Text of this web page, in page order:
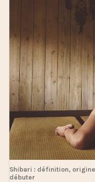
Shibari : définition,
débuter